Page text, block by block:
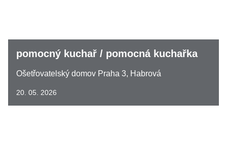
pomocný kuchař / pomocná kuchařka
Ošetřovatelský domov Praha 3, Habrová
20. 05. 2026